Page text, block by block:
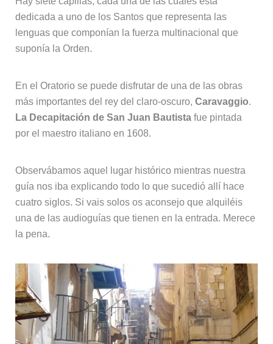
dedicada a uno de los Santos que representa las
lenguas que componían la fuerza multinacional que
suponía la Orden.
En el Oratorio se puede disfrutar de una de las obras
más importantes del rey del claro-oscuro, Caravaggio.
La Decapitación de San Juan Bautistafue pintada
por el maestro italiano en 1608.
Observábamos aquel lugar histórico mientras nuestra
guía nos iba explicando todo lo que sucedió allí hace
cuatro siglos. Si vais solos os aconsejo que alquiléis
una de las audioguías que tienen en la entrada. Merece
la pena.